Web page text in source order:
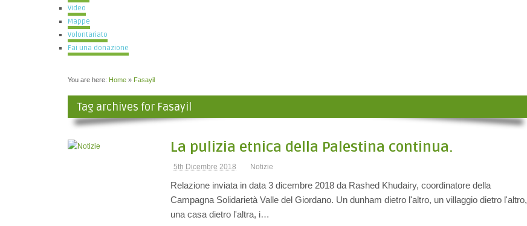
Video
Mappe
Volontariato
Fai una donazione
You are here: Home » Fasayil
Tag archives for Fasayil
La pulizia etnica della Palestina continua.
5th Dicembre 2018 Notizie
Relazione inviata in data 3 dicembre 2018 da Rashed Khudairy, coordinatore della
Campagna Solidarietà Valle del Giordano. Un dunham dietro l'altro, un villaggio dietro l'altro,
una casa dietro l'altra, i…